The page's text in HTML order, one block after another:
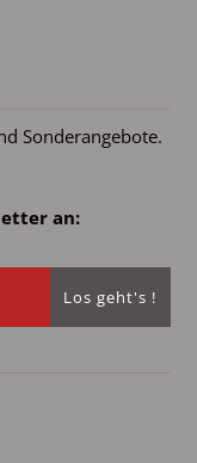
Sonderangebote.
an: